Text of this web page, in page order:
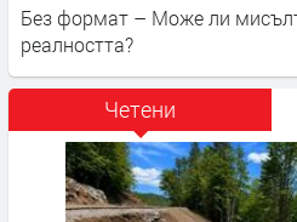
Без формат – Може ли
реалността?
Четени